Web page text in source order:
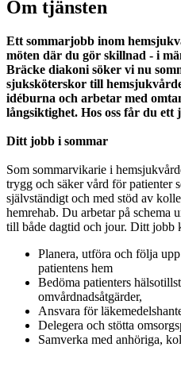
Om tjänsten
Ett sommarjobb inom
möten där du gör skillnad - i
Bräcke diakoni söker vi nu
sjuksköterskor till
idéburna och arbetar med
långsiktighet. Hos oss får du
Ditt jobb i sommar
Som sommarvikarie i
trygg och säker vård för patienter
självständigt och med stöd av
hemrehab. Du arbetar på schema
till både dagtid och jour. Ditt jobb
Planera, utföra och följa
patientens hem
Bedöma patienters
omvårdnadsåtgärder,
Ansvara för
Delegera och stötta
Samverka med anhöriga,